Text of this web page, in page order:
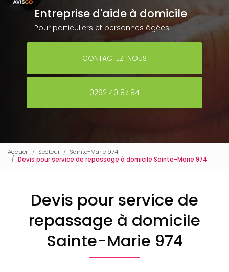
Entreprise d'aide à domicile
Pour particuliers et personnes âgées
CONTACTEZ-NOUS
0262 40 87 84
Voir le certificat
Accueil Secteur
Sainte-Marie 974
Devis pour service de repassage à domicile Sainte-Marie 974
Devis pour service de
repassage à domicile
Sainte-Marie 974